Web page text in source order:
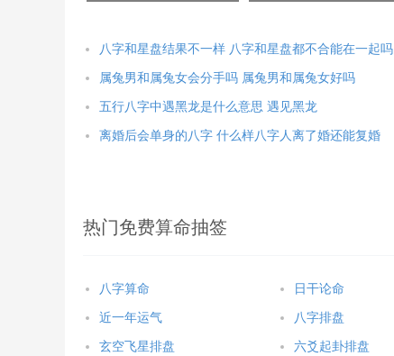
八字和星盘结果不一样 八字和星盘都不合能在一起吗
属兔男和属兔女会分手吗 属兔男和属兔女好吗
五行八字中遇黑龙是什么意思 遇见黑龙
离婚后会单身的八字 什么样八字人离了婚还能复婚
热门免费算命抽签
八字算命 日干论命
近一年运气 八字排盘
玄空飞星排盘 六爻起卦排盘